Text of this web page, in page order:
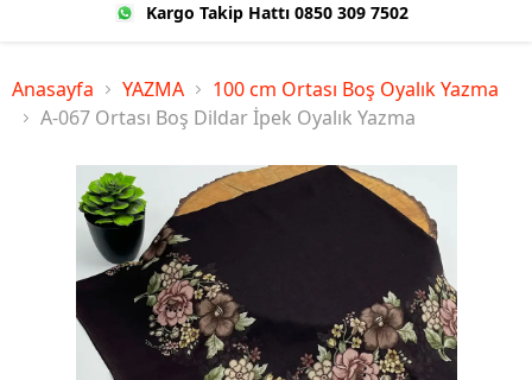
Kargo Takip Hattı 0850 309 7502
Anasayfa YAZMA
100 cm Ortası Boş Oyalık Yazma
A-067 Ortası Boş Dildar İpek Oyalık Yazma